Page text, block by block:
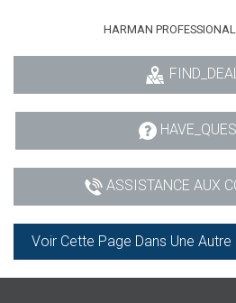
HARMAN
ASSISTANCE AUX
Voir Cette Page Dans Une Autre